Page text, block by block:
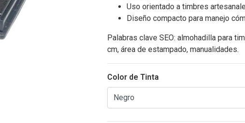
Uso orientado a timbres
Diseño compacto para manejo
Palabras clave SEO: almohadilla para
cm, área de estampado, manualidades.
Color de Tinta